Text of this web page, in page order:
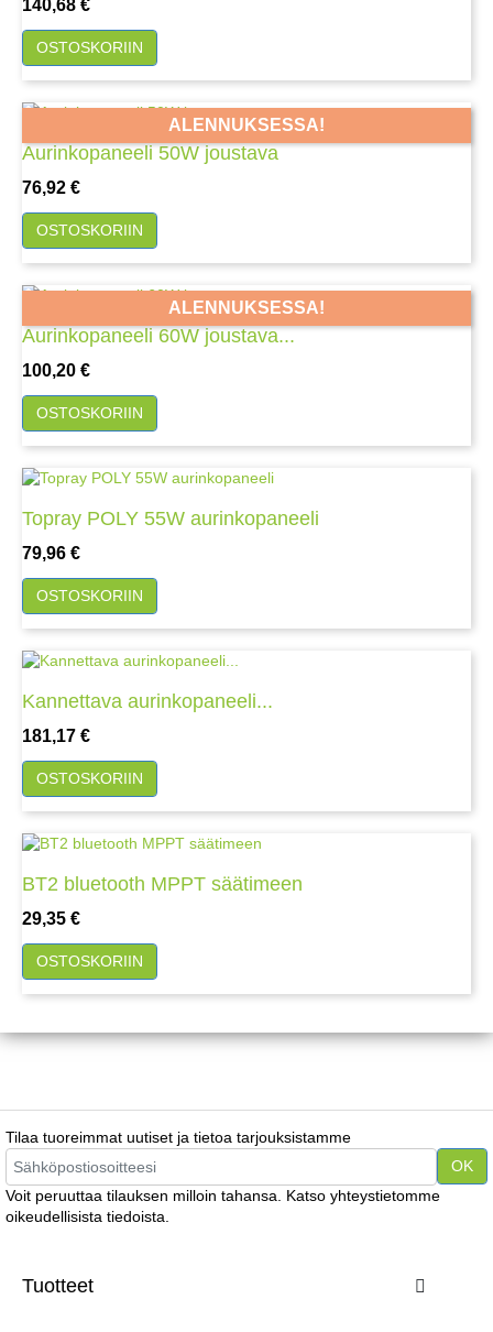
Hinta
140,68 €
OSTOSKORIIN
Aurinkopaneeli 50W joustava
Hinta
76,92 €
ALENNUKSESSA!
OSTOSKORIIN
Aurinkopaneeli 60W joustava...
Hinta
100,20 €
ALENNUKSESSA!
OSTOSKORIIN
Topray POLY 55W aurinkopaneeli
Hinta
79,96 €
OSTOSKORIIN
Kannettava aurinkopaneeli...
Hinta
181,17 €
OSTOSKORIIN
BT2 bluetooth MPPT säätimeen
Hinta
29,35 €
OSTOSKORIIN
Tilaa tuoreimmat uutiset ja tietoa tarjouksistamme
Voit peruuttaa tilauksen milloin tahansa. Katso yhteystietomme
oikeudellisista tiedoista.
Tuotteet 